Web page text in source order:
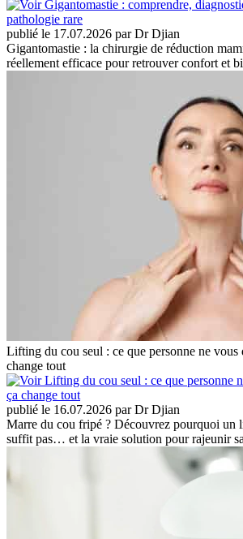
publié le 17.07.2026 par Dr Djian
Gigantomastie : la chirurgie de réduction
réellement efficace pour retrouver confort et
Lifting du cou seul : ce que personne ne vous
change tout
publié le 16.07.2026 par Dr Djian
Marre du cou fripé ? Découvrez pourquoi un
suffit pas… et la vraie solution pour rajeunir